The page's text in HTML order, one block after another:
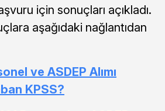
için sonuçları açıkladı.
aşağıdaki nağlantıdan
ve ASDEP Alımı
KPSS?